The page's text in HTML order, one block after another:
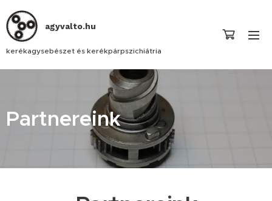
agyvalto.hu
kerékagysebészet és kerékpárpszichiátria
Partnereink